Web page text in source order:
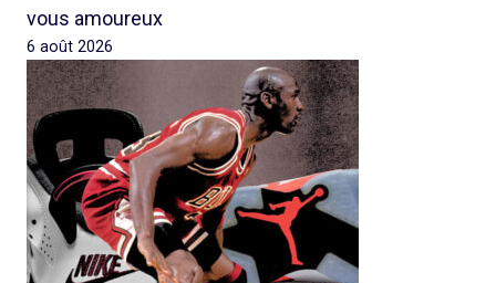
vous amoureux
6 août 2026